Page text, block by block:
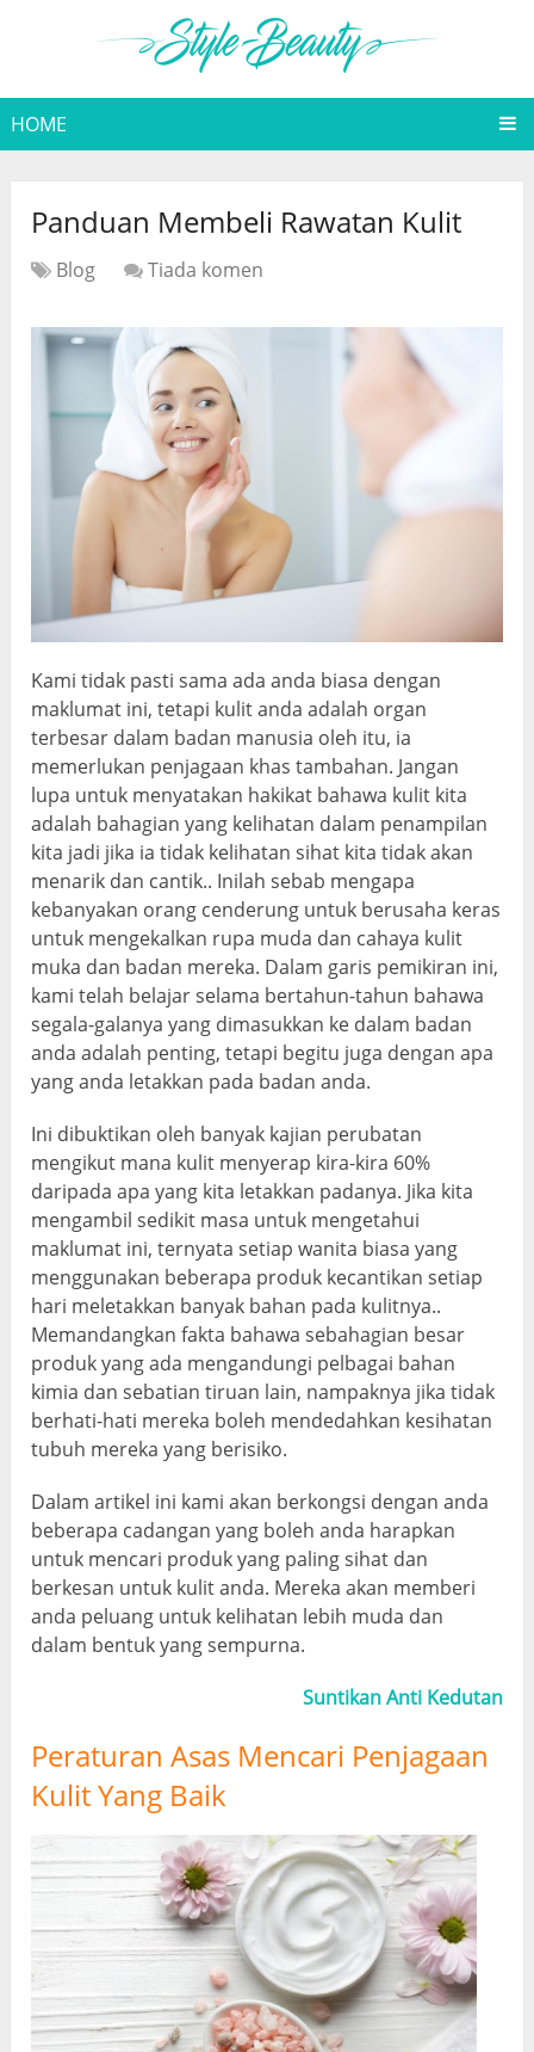
HOME
Panduan Membeli Rawatan Kulit
Blog Tiada komen
Kami tidak pasti sama ada anda biasa dengan
maklumat ini, tetapi kulit anda adalah organ
terbesar dalam badan manusia oleh itu, ia
memerlukan penjagaan khas tambahan. Jangan
lupa untuk menyatakan hakikat bahawa kulit kita
adalah bahagian yang kelihatan dalam penampilan
kita jadi jika ia tidak kelihatan sihat kita tidak akan
menarik dan cantik.. Inilah sebab mengapa
kebanyakan orang cenderung untuk berusaha keras
untuk mengekalkan rupa muda dan cahaya kulit
muka dan badan mereka. Dalam garis pemikiran ini,
kami telah belajar selama bertahun-tahun bahawa
segala-galanya yang dimasukkan ke dalam badan
anda adalah penting, tetapi begitu juga dengan apa
yang anda letakkan pada badan anda.
Ini dibuktikan oleh banyak kajian perubatan
mengikut mana kulit menyerap kira-kira 60%
daripada apa yang kita letakkan padanya. Jika kita
mengambil sedikit masa untuk mengetahui
maklumat ini, ternyata setiap wanita biasa yang
menggunakan beberapa produk kecantikan setiap
hari meletakkan banyak bahan pada kulitnya..
Memandangkan fakta bahawa sebahagian besar
produk yang ada mengandungi pelbagai bahan
kimia dan sebatian tiruan lain, nampaknya jika tidak
berhati-hati mereka boleh mendedahkan kesihatan
tubuh mereka yang berisiko.
Dalam artikel ini kami akan berkongsi dengan anda
beberapa cadangan yang boleh anda harapkan
untuk mencari produk yang paling sihat dan
berkesan untuk kulit anda. Mereka akan memberi
anda peluang untuk kelihatan lebih muda dan
dalam bentuk yang sempurna.
Suntikan Anti Kedutan
Peraturan Asas Mencari Penjagaan
Kulit Yang Baik